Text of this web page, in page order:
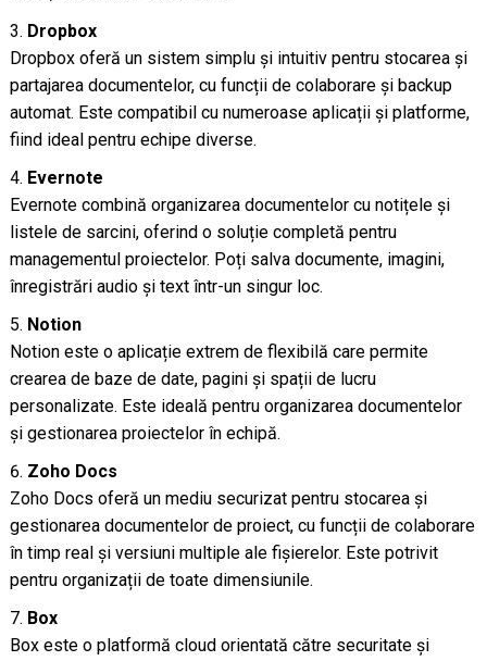
Dropbox
Dropbox oferă un sistem simplu și intuitiv pentru stocarea și
partajarea documentelor, cu funcții de colaborare și backup
automat. Este compatibil cu numeroase aplicații și platforme,
fiind ideal pentru echipe diverse.
Evernote
Evernote combină organizarea documentelor cu notițele și
listele de sarcini, oferind o soluție completă pentru
managementul proiectelor. Poți salva documente, imagini,
înregistrări audio și text într-un singur loc.
Notion
Notion este o aplicație extrem de flexibilă care permite
crearea de baze de date, pagini și spații de lucru
personalizate. Este ideală pentru organizarea documentelor
și gestionarea proiectelor în echipă.
Zoho Docs
Zoho Docs oferă un mediu securizat pentru stocarea și
gestionarea documentelor de proiect, cu funcții de colaborare
în timp real și versiuni multiple ale fișierelor. Este potrivit
pentru organizații de toate dimensiunile.
Box
Box este o platformă cloud orientată către securitate și